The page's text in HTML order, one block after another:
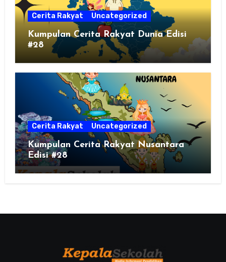
Cerita Rakyat Uncategorized
Kumpulan Cerita Rakyat Dunia Edisi
#28
Cerita Rakyat Uncategorized
Kumpulan Cerita Rakyat Nusantara
Edisi #28